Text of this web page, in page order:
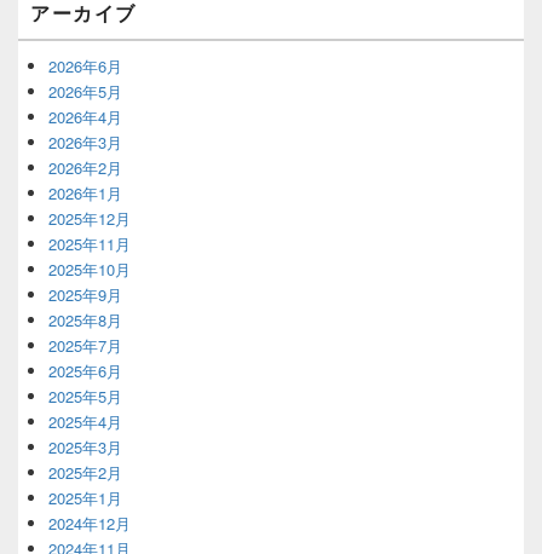
アーカイブ
2026年6月
2026年5月
2026年4月
2026年3月
2026年2月
2026年1月
2025年12月
2025年11月
2025年10月
2025年9月
2025年8月
2025年7月
2025年6月
2025年5月
2025年4月
2025年3月
2025年2月
2025年1月
2024年12月
2024年11月